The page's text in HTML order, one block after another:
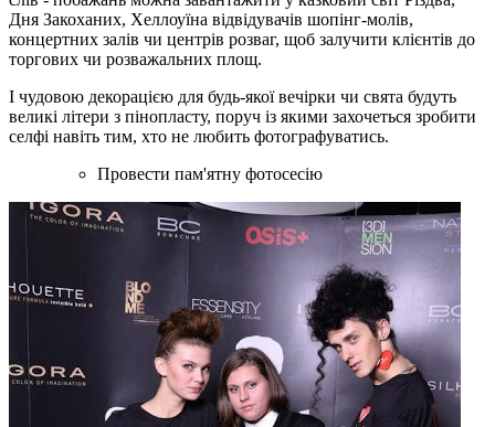
Дня Закоханих, Хеллоуїна відвідувачів шопінг-молів,
концертних залів чи центрів розваг, щоб залучити клієнтів до
торгових чи розважальних площ.
І чудовою декорацією для будь-якої вечірки чи свята будуть
великі літери з пінопласту, поруч із якими захочеться зробити
селфі навіть тим, хто не любить фотографуватись.
Провести пам'ятну фотосесію